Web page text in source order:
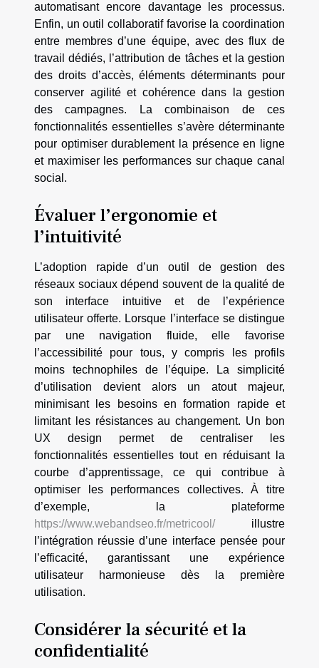
automatisant encore davantage les processus.
Enfin, un outil collaboratif favorise la coordination
entre membres d’une équipe, avec des flux de
travail dédiés, l’attribution de tâches et la gestion
des droits d’accès, éléments déterminants pour
conserver agilité et cohérence dans la gestion
des campagnes. La combinaison de ces
fonctionnalités essentielles s’avère déterminante
pour optimiser durablement la présence en ligne
et maximiser les performances sur chaque canal
social.
Évaluer l’ergonomie et
l’intuitivité
L’adoption rapide d’un outil de gestion des
réseaux sociaux dépend souvent de la qualité de
son interface intuitive et de l’expérience
utilisateur offerte. Lorsque l’interface se distingue
par une navigation fluide, elle favorise
l’accessibilité pour tous, y compris les profils
moins technophiles de l’équipe. La simplicité
d’utilisation devient alors un atout majeur,
minimisant les besoins en formation rapide et
limitant les résistances au changement. Un bon
UX design permet de centraliser les
fonctionnalités essentielles tout en réduisant la
courbe d’apprentissage, ce qui contribue à
optimiser les performances collectives. À titre
d’exemple, la plateforme
https://www.webandseo.fr/metricool/illustre
l’intégration réussie d’une interface pensée pour
l’efficacité, garantissant une expérience
utilisateur harmonieuse dès la première
utilisation.
Considérer la sécurité et la
confidentialité